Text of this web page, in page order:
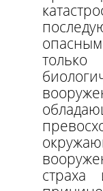
страха